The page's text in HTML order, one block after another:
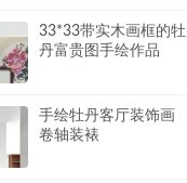
33*33带实木画框的牡
丹富贵图手绘作品
手绘牡丹客厅装饰画
卷轴装裱